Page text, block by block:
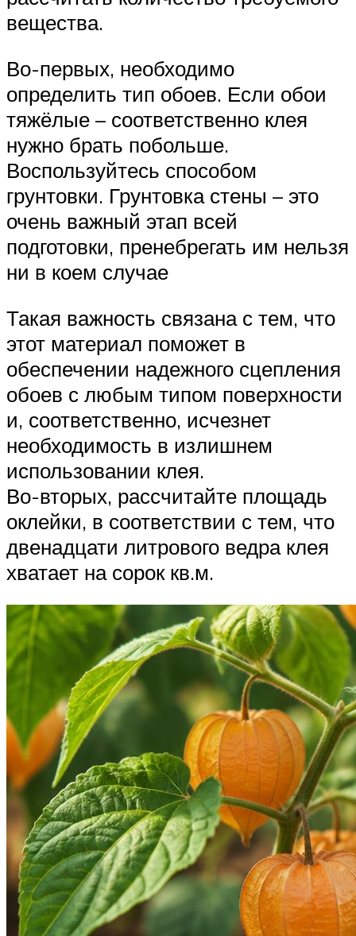
вещества.
Во-первых, необходимо
определить тип обоев. Если обои
тяжёлые – соответственно клея
нужно брать побольше.
Воспользуйтесь способом
грунтовки. Грунтовка стены – это
очень важный этап всей
подготовки, пренебрегать им нельзя
ни в коем случае
Такая важность связана с тем, что
этот материал поможет в
обеспечении надежного сцепления
обоев с любым типом поверхности
и, соответственно, исчезнет
необходимость в излишнем
использовании клея.
Во-вторых, рассчитайте площадь
оклейки, в соответствии с тем, что
двенадцати литрового ведра клея
хватает на сорок кв.м.